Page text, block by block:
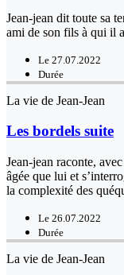
Jean-jean dit toute sa
ami de son fils à qui il
Le 27.07.2022
Durée
La vie de Jean-Jean
Les bordels suite
Jean-jean raconte,
âgée que lui et
la complexité des
Le 26.07.2022
Durée
La vie de Jean-Jean